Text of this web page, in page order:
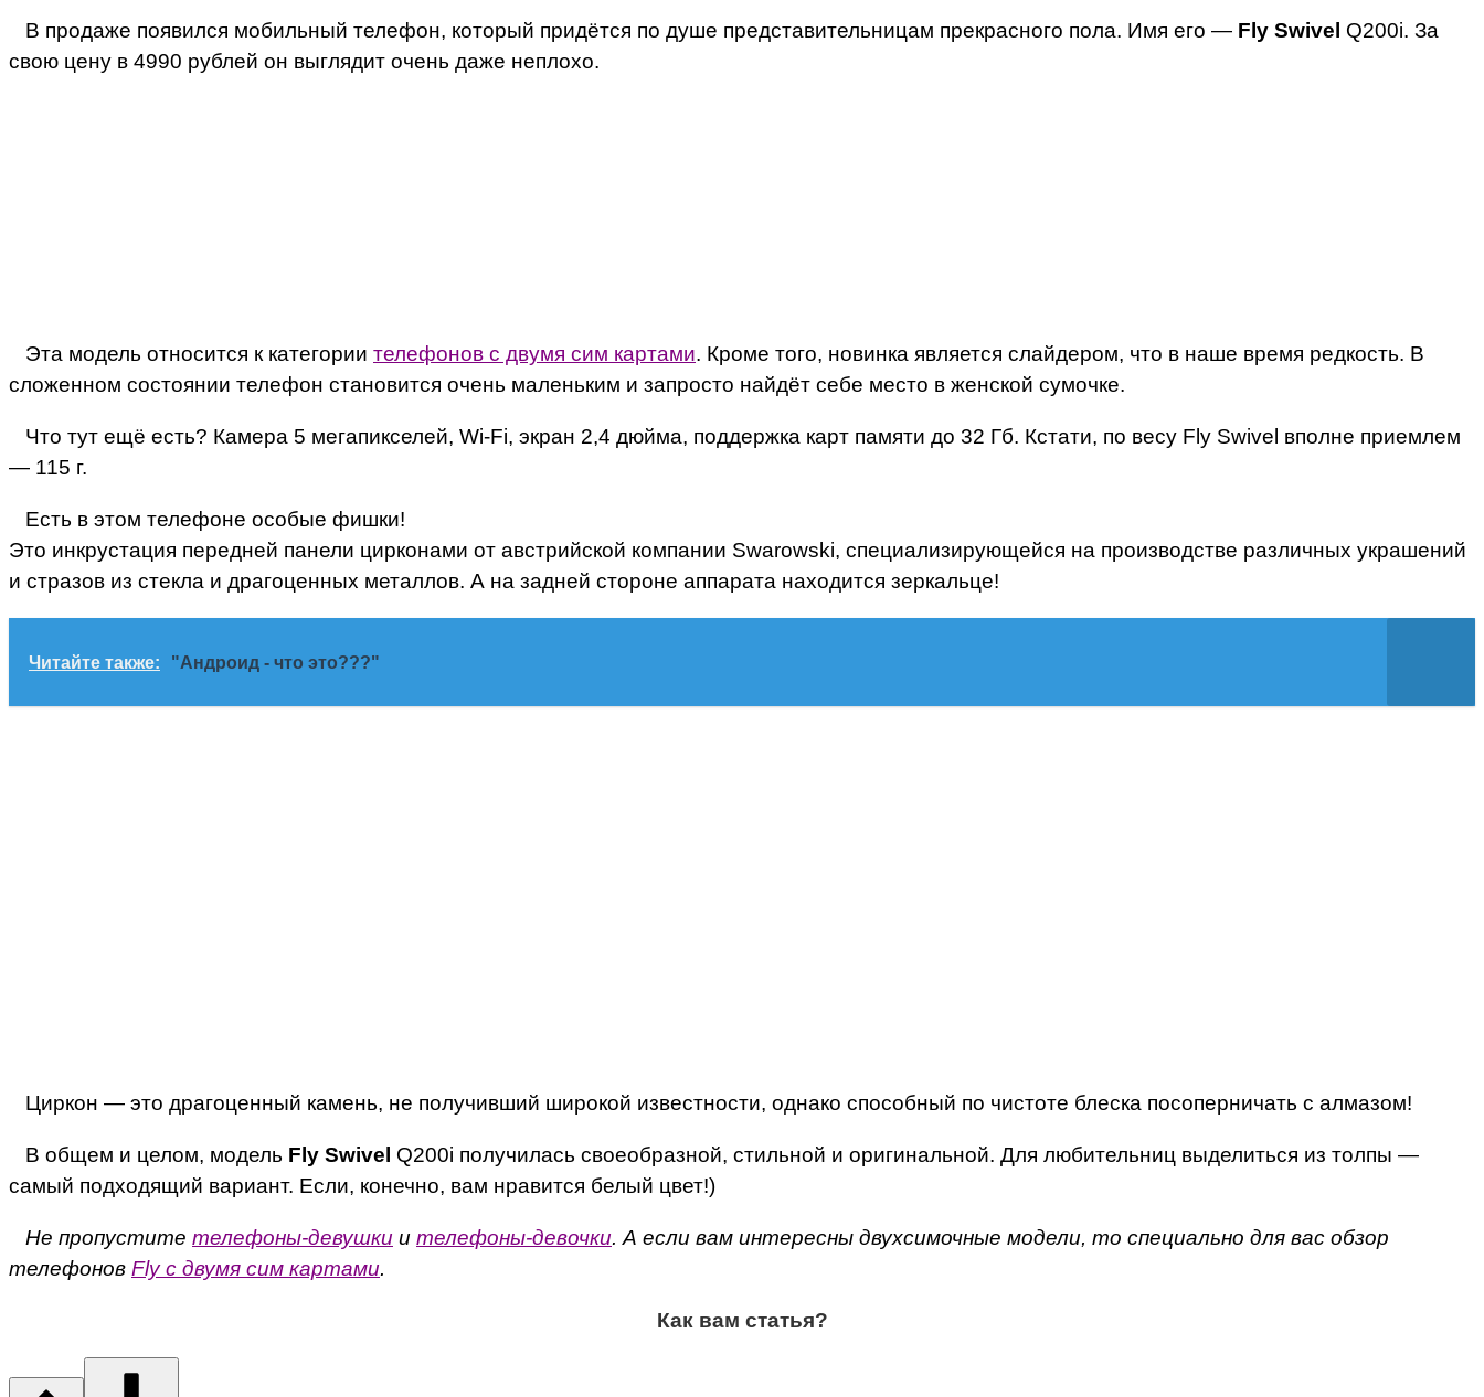
В продаже появился мобильный телефон, который придётся по душе представительницам прекрасного пола. Имя его — Fly Swivel Q200i. За
свою цену в 4990 рублей он выглядит очень даже неплохо.
Эта модель относится к категории телефонов с двумя сим картами. Кроме того, новинка является слайдером, что в наше время редкость. В
сложенном состоянии телефон становится очень маленьким и запросто найдёт себе место в женской сумочке.
Что тут ещё есть? Камера 5 мегапикселей, Wi-Fi, экран 2,4 дюйма, поддержка карт памяти до 32 Гб. Кстати, по весу Fly Swivel вполне приемлем
— 115 г.
Есть в этом телефоне особые фишки!
Это инкрустация передней панели цирконами от австрийской компании Swarowski, специализирующейся на производстве различных украшений
и стразов из стекла и драгоценных металлов. А на задней стороне аппарата находится зеркальце!
Читайте также: "Андроид - что это???"
Циркон — это драгоценный камень, не получивший широкой известности, однако способный по чистоте блеска посоперничать с алмазом!
В общем и целом, модель Fly Swivel Q200i получилась своеобразной, стильной и оригинальной. Для любительниц выделиться из толпы —
самый подходящий вариант. Если, конечно, вам нравится белый цвет!)
Не пропустите телефоны-девушки и телефоны-девочки. А если вам интересны двухсимочные модели, то специально для вас обзор
телефонов Fly с двумя сим картами.
Как вам статья?